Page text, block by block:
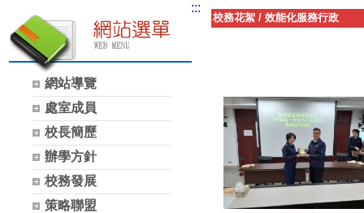
網站導覽
處室成員
校長簡歷
辦學方針
校務發展
策略聯盟
:::
校務花絮 / 效能化服務行政